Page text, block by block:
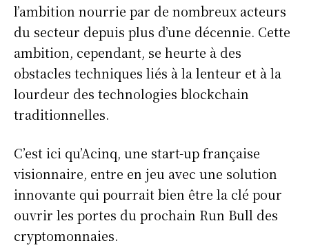
l’ambition nourrie par de nombreux acteurs
du secteur depuis plus d’une décennie. Cette
ambition, cependant, se heurte à des
obstacles techniques liés à la lenteur et à la
lourdeur des technologies blockchain
traditionnelles.
C’est ici qu’Acinq, une start-up française
visionnaire, entre en jeu avec une solution
innovante qui pourrait bien être la clé pour
ouvrir les portes du prochain Run Bull des
cryptomonnaies.